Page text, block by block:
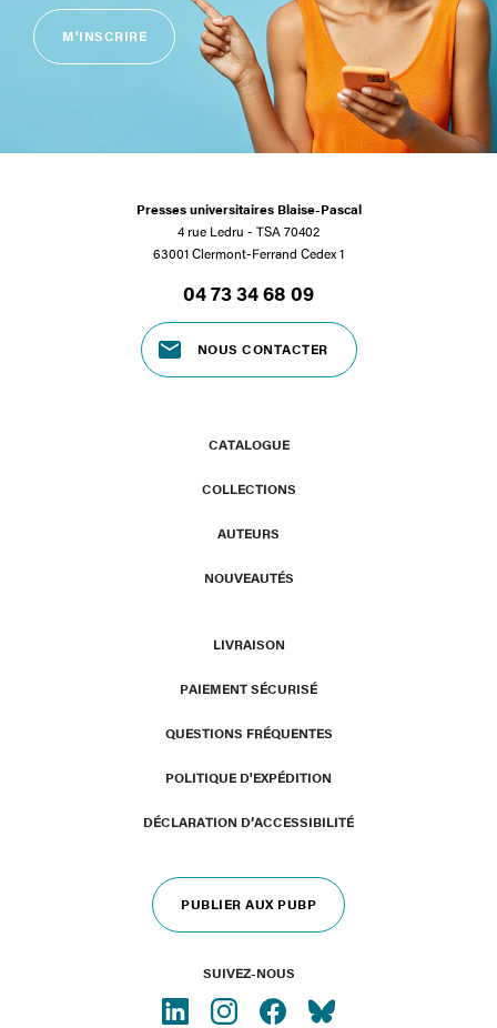
M'INSCRIRE
Presses universitaires Blaise-Pascal
4 rue Ledru - TSA 70402
63001 Clermont-Ferrand Cedex 1
04 73 34 68 09
NOUS CONTACTER
CATALOGUE
COLLECTIONS
AUTEURS
NOUVEAUTÉS
LIVRAISON
PAIEMENT SÉCURISÉ
QUESTIONS FRÉQUENTES
POLITIQUE D'EXPÉDITION
DÉCLARATION D’ACCESSIBILITÉ
PUBLIER AUX PUBP
SUIVEZ-NOUS